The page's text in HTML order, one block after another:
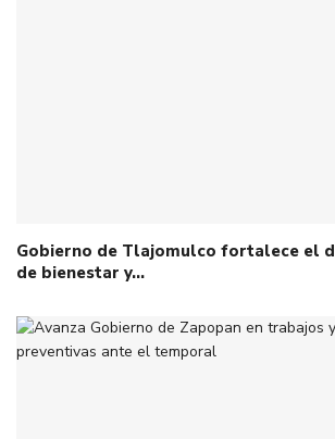
Gobierno de Tlajomulco fortalece el
de bienestar y…